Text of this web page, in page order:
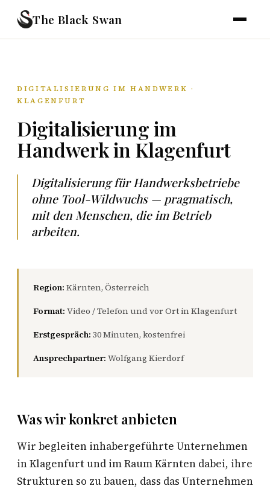
The Black Swan
DIGITALISIERUNG IM HANDWERK ·
KLAGENFURT
Digitalisierung im
Handwerk in Klagenfurt
Digitalisierung für Handwerksbetriebe
ohne Tool-Wildwuchs — pragmatisch,
mit den Menschen, die im Betrieb
arbeiten.
Region: Kärnten, Österreich
Format: Video / Telefon und vor Ort in Klagenfurt
Erstgespräch: 30 Minuten, kostenfrei
Ansprechpartner: Wolfgang Kierdorf
Was wir konkret anbieten
Wir begleiten inhabergeführte Unternehmen
in Klagenfurt und im Raum Kärnten dabei, ihre
Strukturen so zu bauen, dass das Unternehmen